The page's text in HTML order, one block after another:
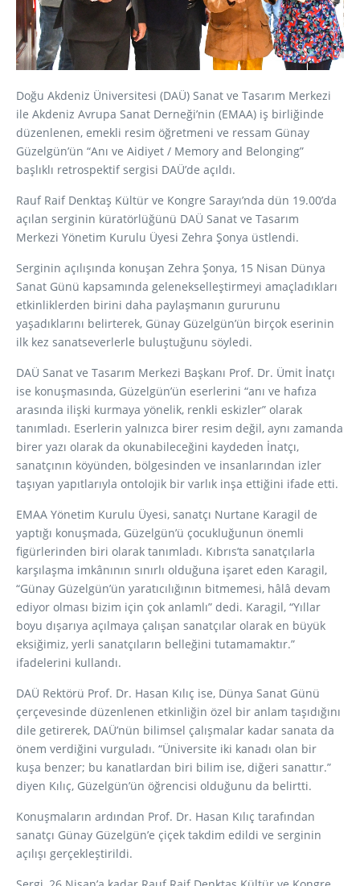
Doğu Akdeniz Üniversitesi (DAÜ) Sanat ve Tasarım Merkezi
ile Akdeniz Avrupa Sanat Derneği’nin (EMAA) iş birliğinde
düzenlenen, emekli resim öğretmeni ve ressam Günay
Güzelgün’ün “Anı ve Aidiyet / Memory and Belonging”
başlıklı retrospektif sergisi DAÜ’de açıldı.
Rauf Raif Denktaş Kültür ve Kongre Sarayı’nda dün 19.00’da
açılan serginin küratörlüğünü DAÜ Sanat ve Tasarım
Merkezi Yönetim Kurulu Üyesi Zehra Şonya üstlendi.
Serginin açılışında konuşan Zehra Şonya, 15 Nisan Dünya
Sanat Günü kapsamında gelenekselleştirmeyi amaçladıkları
etkinliklerden birini daha paylaşmanın gururunu
yaşadıklarını belirterek, Günay Güzelgün’ün birçok eserinin
ilk kez sanatseverlerle buluştuğunu söyledi.
DAÜ Sanat ve Tasarım Merkezi Başkanı Prof. Dr. Ümit İnatçı
ise konuşmasında, Güzelgün’ün eserlerini “anı ve hafıza
arasında ilişki kurmaya yönelik, renkli eskizler” olarak
tanımladı. Eserlerin yalnızca birer resim değil, aynı zamanda
birer yazı olarak da okunabileceğini kaydeden İnatçı,
sanatçının köyünden, bölgesinden ve insanlarından izler
taşıyan yapıtlarıyla ontolojik bir varlık inşa ettiğini ifade etti.
EMAA Yönetim Kurulu Üyesi, sanatçı Nurtane Karagil de
yaptığı konuşmada, Güzelgün’ü çocukluğunun önemli
figürlerinden biri olarak tanımladı. Kıbrıs’ta sanatçılarla
karşılaşma imkânının sınırlı olduğuna işaret eden Karagil,
“Günay Güzelgün’ün yaratıcılığının bitmemesi, hâlâ devam
ediyor olması bizim için çok anlamlı” dedi. Karagil, “Yıllar
boyu dışarıya açılmaya çalışan sanatçılar olarak en büyük
eksiğimiz, yerli sanatçıların belleğini tutamamaktır.”
ifadelerini kullandı.
DAÜ Rektörü Prof. Dr. Hasan Kılıç ise, Dünya Sanat Günü
çerçevesinde düzenlenen etkinliğin özel bir anlam taşıdığını
dile getirerek, DAÜ’nün bilimsel çalışmalar kadar sanata da
önem verdiğini vurguladı. “Üniversite iki kanadı olan bir
kuşa benzer; bu kanatlardan biri bilim ise, diğeri sanattır.”
diyen Kılıç, Güzelgün’ün öğrencisi olduğunu da belirtti.
Konuşmaların ardından Prof. Dr. Hasan Kılıç tarafından
sanatçı Günay Güzelgün’e çiçek takdim edildi ve serginin
açılışı gerçekleştirildi.